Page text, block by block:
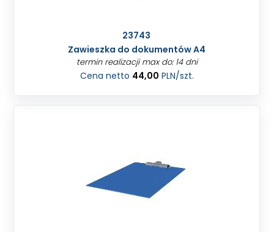
23743
Zawieszka do dokumentów A4
termin realizacji max do: 14 dni
Cena netto 44,00 PLN/szt.